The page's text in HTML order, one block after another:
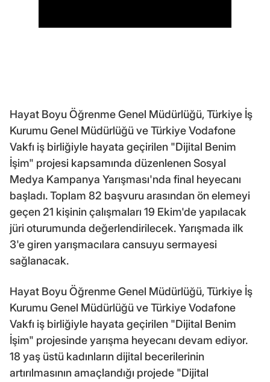
Hayat Boyu Öğrenme Genel Müdürlüğü, Türkiye İş
Kurumu Genel Müdürlüğü ve Türkiye Vodafone
Vakfı iş birliğiyle hayata geçirilen "Dijital Benim
İşim" projesi kapsamında düzenlenen Sosyal
Medya Kampanya Yarışması'nda final heyecanı
başladı. Toplam 82 başvuru arasından ön elemeyi
geçen 21 kişinin çalışmaları 19 Ekim'de yapılacak
jüri oturumunda değerlendirilecek. Yarışmada ilk
3'e giren yarışmacılara cansuyu sermayesi
sağlanacak.
Hayat Boyu Öğrenme Genel Müdürlüğü, Türkiye İş
Kurumu Genel Müdürlüğü ve Türkiye Vodafone
Vakfı iş birliğiyle hayata geçirilen "Dijital Benim
İşim" projesinde yarışma heyecanı devam ediyor.
18 yaş üstü kadınların dijital becerilerinin
artırılmasının amaçlandığı projede "Dijital